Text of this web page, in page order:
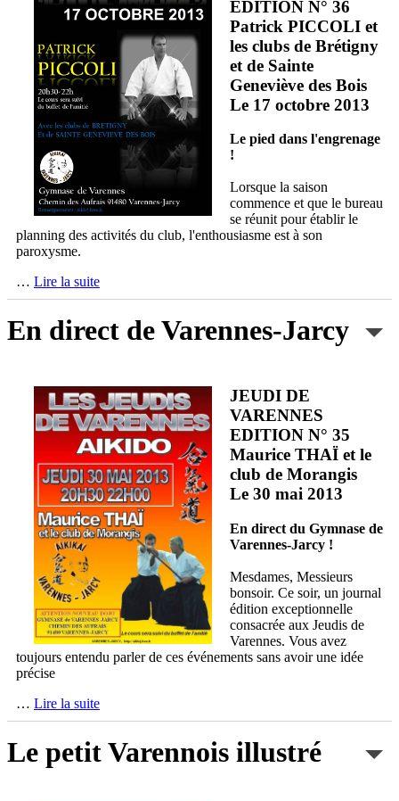
EDITION N° 36
Patrick PICCOLI et
les clubs de Brétigny
et de Sainte
Geneviève des Bois
Le 17 octobre 2013
Le pied dans l'engrenage
!
Lorsque la saison
commence et que le bureau
se réunit pour établir le
planning des activités du club, l'enthousiasme est à son
paroxysme.
… Lire la suite
En direct de Varennes-Jarcy
JEUDI DE
VARENNES
EDITION N° 35
Maurice THAÏ et le
club de Morangis
Le 30 mai 2013
En direct du Gymnase de
Varennes-Jarcy !
Mesdames, Messieurs
bonsoir. Ce soir, un journal
édition exceptionnelle
consacrée aux Jeudis de
Varennes. Vous avez
toujours entendu parler de ces événements sans avoir une idée
précise
… Lire la suite
Le petit Varennois illustré